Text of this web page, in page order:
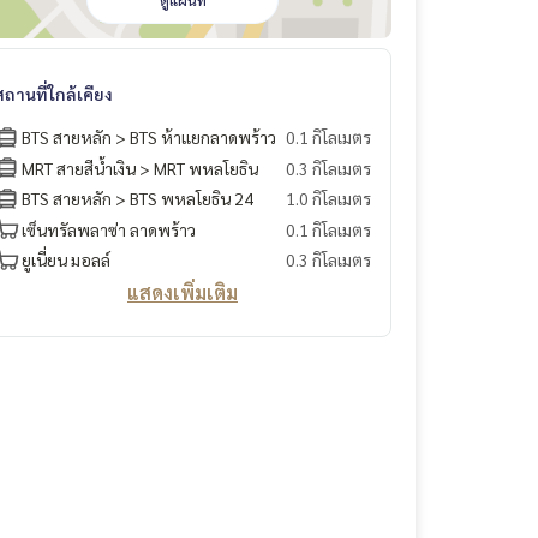
ถานที่ใกล้เคียง
BTS สายหลัก > BTS ห้าแยกลาดพร้าว 0.1 กิโลเมตร
MRT สายสีน้ำเงิน > MRT พหลโยธิน
0.3 กิโลเมตร
BTS สายหลัก > BTS พหลโยธิน 24
1.0 กิโลเมตร
เซ็นทรัลพลาซ่า ลาดพร้าว
0.1 กิโลเมตร
ยูเนี่ยน มอลล์
0.3 กิโลเมตร
แสดงเพิ่มเติม